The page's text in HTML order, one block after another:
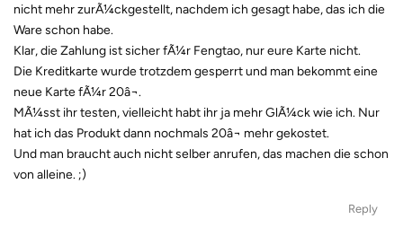
nicht mehr zurÃ¼ckgestellt, nachdem ich gesagt habe, das ich die
Ware schon habe.
Klar, die Zahlung ist sicher fÃ¼r Fengtao, nur eure Karte nicht.
Die Kreditkarte wurde trotzdem gesperrt und man bekommt eine
neue Karte fÃ¼r 20â¬.
MÃ¼sst ihr testen, vielleicht habt ihr ja mehr GlÃ¼ck wie ich. Nur
hat ich das Produkt dann nochmals 20â¬ mehr gekostet.
Und man braucht auch nicht selber anrufen, das machen die schon
von alleine. ;)
Reply